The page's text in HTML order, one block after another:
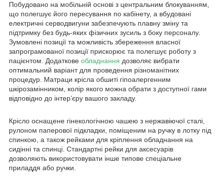
Побудовано на мобільній основі з центральним блокуванням,
що полегшує його пересування по кабінету, а вбудовані
електричні серводвигуни забезпечують плавну зміну та
підтримку без будь-яких фізичних зусиль з боку персоналу.
Зумовлені позиції та можливість збереження власної
запрограмованої позиції прискорює та полегшує роботу з
пацієнтом. Додаткове обладнання дозволяє вибрати
оптимальний варіант для проведення різноманітних
процедур. Матраци крісла обшиті гіпоалергенним
шкірозамінником, колір якого можна обрати з доступної гами
відповідно до інтер’єру вашого закладу.
Крісло оснащене гінекологічною чашею з нержавіючої сталі,
рулоном паперової підкладки, поміщеним на ручку в лотку під
спинкою, а також рейками для кріплення обладнання на
сидінні та спинці. Стандартні рейки для аксесуарів
дозволяють використовувати інше типове спеціальне
приладдя або ручки.